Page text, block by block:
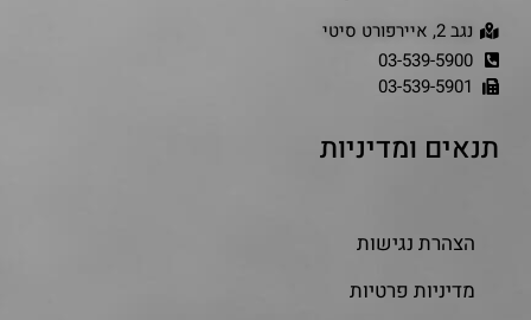
נגב 2, איירפורט סיטי
03-539-5900
03-539-5901
תנאים ומדיניות
הצהרת נגישות
מדיניות פרטיות